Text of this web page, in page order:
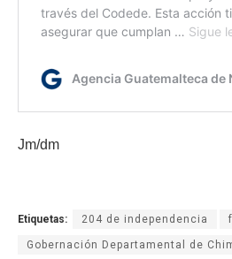
Jm/dm
Etiquetas: 204 de independencia
Gobernación Departamental de